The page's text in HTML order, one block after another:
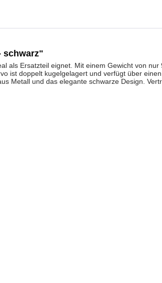
schwarz"
als Ersatzteil eignet. Mit einem Gewicht von
ist doppelt kugelgelagert und verfügt über
Metall und das elegante schwarze Design.